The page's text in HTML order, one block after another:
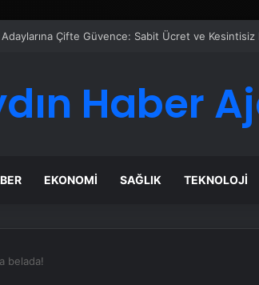
Seçilir
Haber
EKONOMI SAĞLIK TEKNOLOJI
belada!